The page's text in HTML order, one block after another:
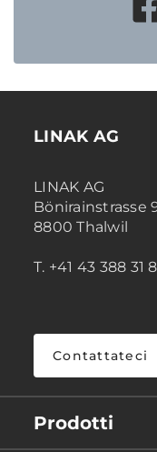
LINAK AG
LINAK AG
Bönirainstrasse
8800 Thalwil
T. +41 43 388 31
Contattateci
Prodotti